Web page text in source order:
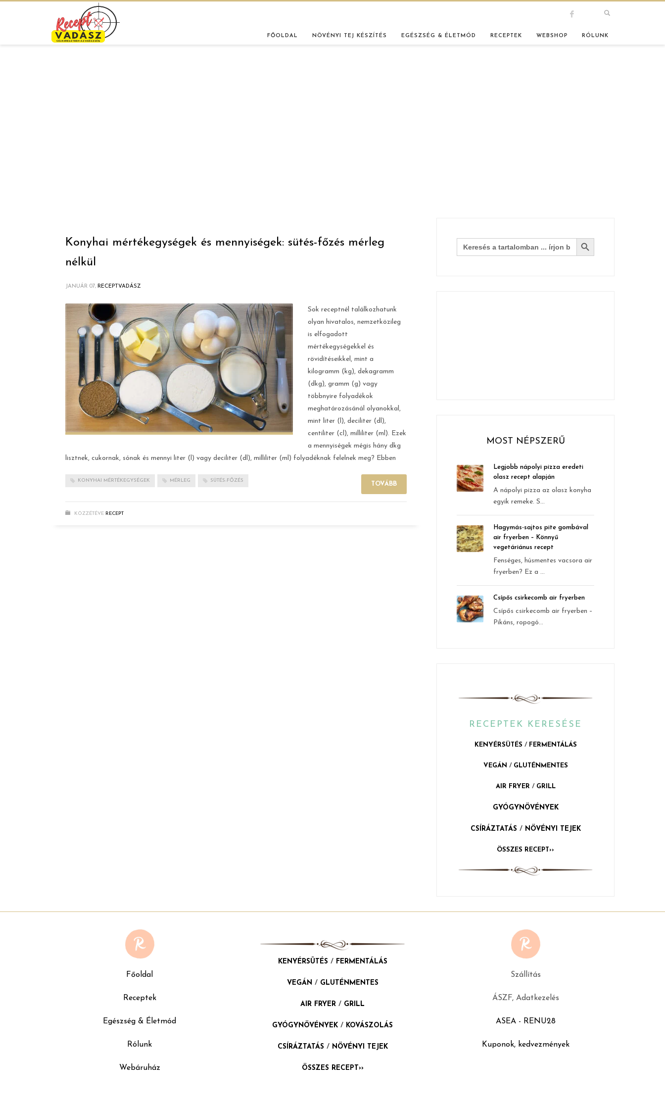
FŐOLDAL NÖVÉNYI TEJ KÉSZÍTÉS EGÉSZSÉG & ÉLETMÓD RECEPTEK WEBSHOP RÓLUNK
Konyhai mértékegységek és mennyiségek: sütés-főzés mérleg
nélkül
JANUÁR 07, RECEPTVADÁSZ
Sok receptnél találkozhatunk
olyan hivatalos, nemzetközileg
is elfogadott
mértékegységekkel és
rövidítéseikkel, mint a
kilogramm (kg), dekagramm
(dkg), gramm (g) vagy
többnyire folyadékok
meghatározásánál olyanokkal,
mint liter (l), deciliter (dl),
centiliter (cl), milliliter (ml). Ezek
a mennyiségek mégis hány dkg
lisztnek, cukornak, sónak és mennyi liter (l) vagy deciliter (dl), milliliter (ml) folyadéknak felelnek meg? Ebben
KONYHAI MÉRTÉKEGYSÉGEK MÉRLEG SÜTÉS-FŐZÉS
TOVÁBB
KÖZZÉTÉVE RECEPT
Search
for:
Search Button
MOST NÉPSZERŰ
Legjobb nápolyi pizza eredeti
olasz recept alapján
A nápolyi pizza az olasz konyha
egyik remeke. S...
Hagymás-sajtos pite gombával
air fryerben – Könnyű
vegetáriánus recept
Fenséges, húsmentes vacsora air
fryerben? Ez a ...
Csípős csirkecomb air fryerben
Csípős csirkecomb air fryerben –
Pikáns, ropogó...
RECEPTEK KERESÉSE
KENYÉRSÜTÉS / FERMENTÁLÁS
VEGÁN / GLUTÉNMENTES
AIR FRYER / GRILL
GYÓGYNÖVÉNYEK
CSÍRÁZTATÁS / NÖVÉNYI TEJEK
ÖSSZES RECEPT››
Főoldal
Receptek
Egészség & Életmód
Rólunk
Webáruház
KENYÉRSÜTÉS / FERMENTÁLÁS
VEGÁN / GLUTÉNMENTES
AIR FRYER / GRILL
GYÓGYNÖVÉNYEK / KOVÁSZOLÁS
CSÍRÁZTATÁS / NÖVÉNYI TEJEK
ÖSSZES RECEPT››
Szállítás
ÁSZF, Adatkezelés
ASEA - RENU28
Kuponok, kedvezmények